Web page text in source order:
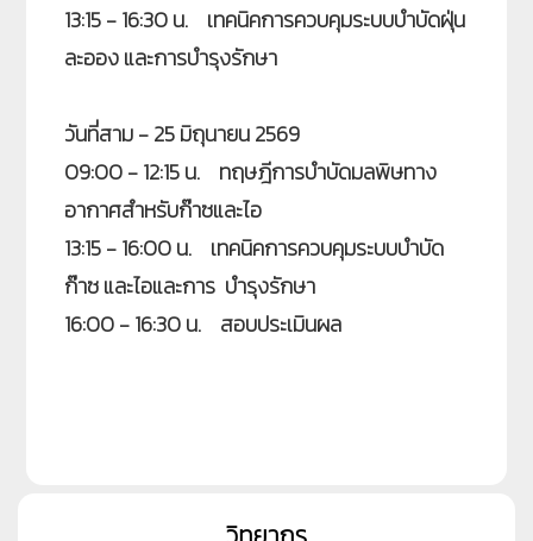
13:15 - 16:30 น. เทคนิคการควบคุมระบบบำบัดฝุ่น
ละออง และการบำรุงรักษา
วันที่สาม- 25 มิถุนายน 2569
09:00 - 12:15 น. ทฤษฎีการบำบัดมลพิษทาง
อากาศสำหรับก๊าซและไอ
13:15 - 16:00 น. เทคนิคการควบคุมระบบบำบัด
ก๊าซ และไอและการ บำรุงรักษา
16:00 - 16:30 น. สอบประเมินผล